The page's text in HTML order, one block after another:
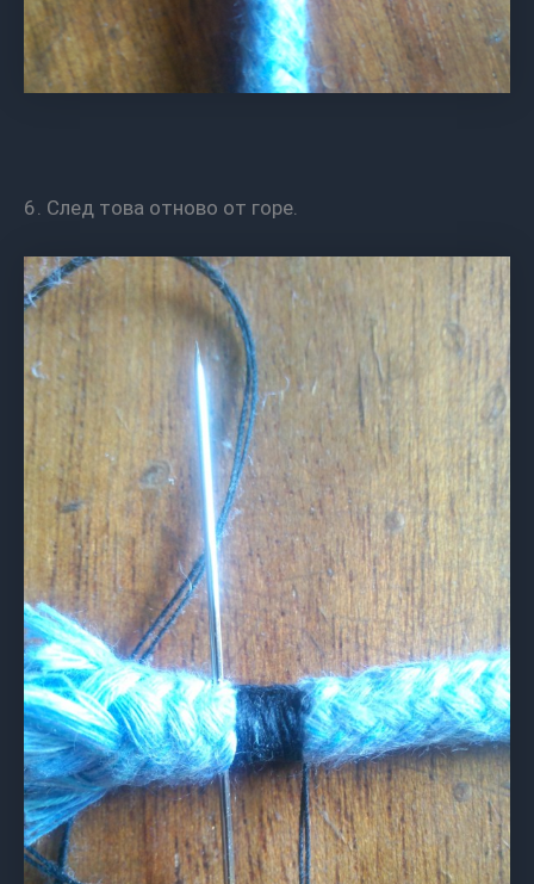
6. След това отново от горе.